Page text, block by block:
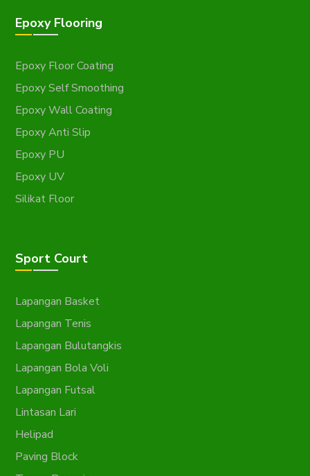
Epoxy Flooring
Epoxy Floor Coating
Epoxy Self Smoothing
Epoxy Wall Coating
Epoxy Anti Slip
Epoxy PU
Epoxy UV
Silikat Floor
Sport Court
Lapangan Basket
Lapangan Tenis
Lapangan Bulutangkis
Lapangan Bola Voli
Lapangan Futsal
Lintasan Lari
Helipad
Paving Block